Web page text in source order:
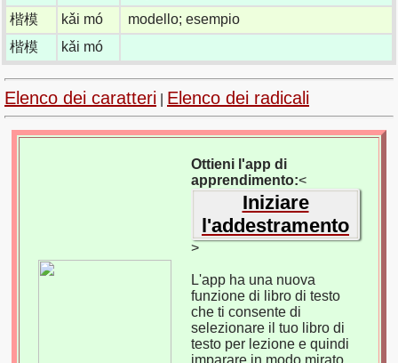
楷模
kǎi mó
modello; esempio
楷模
kǎi mó
Elenco dei caratteri Elenco dei radicali
Ottieni l'app di
apprendimento:<
Iniziare
l'addestramento
>
L'app ha una nuova
funzione di libro di testo
che ti consente di
selezionare il tuo libro di
testo per lezione e quindi
imparare in modo mirato.